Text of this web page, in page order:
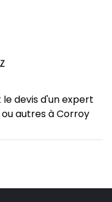
devis d'un expert
autres à Corroy